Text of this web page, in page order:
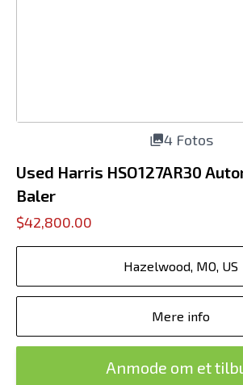
4 Fotos
Used Harris HSO127AR30
Baler
$42,800.00
Hazelwood, MO, US
Mere info
Anmode om et